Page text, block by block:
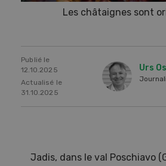
Les châtaignes sont
Publié le
12.10.2025
Actualisé le
31.10.2025
Urs
Jadis, dans le val Poschiavo